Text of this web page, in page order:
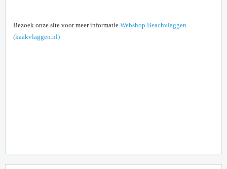
Bezoek onze site voor meer informatie Webshop Beachvlaggen
(kaakvlaggen.nl)